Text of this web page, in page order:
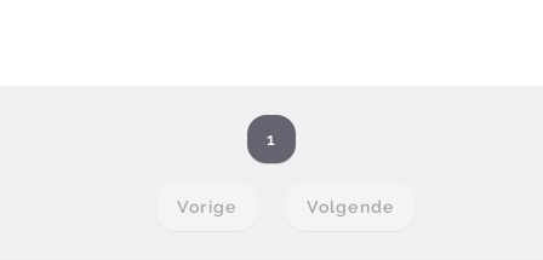
Vorige
1
Volgende